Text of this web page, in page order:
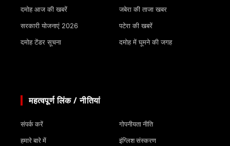
दमोह आज की खबरें
सरकारी योजनाएं 2026
दमोह टेंडर सूचना
जबेरा की ताजा खबर
पटेरा की खबरें
दमोह में घूमने की जगह
महत्वपूर्ण लिंक / नीतियां
संपर्क करें
हमारे बारे में
गोपनीयता नीति
इंग्लिश संस्करण